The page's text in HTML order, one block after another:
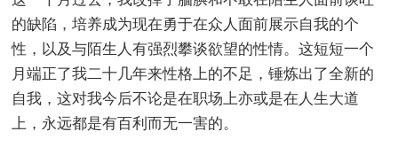
的缺陷，培养成为现在勇于在众人面前展示自我的个
性，以及与陌生人有强烈攀谈欲望的性情。这短短一个
月端正了我二十几年来性格上的不足，锤炼出了全新的
自我，这对我今后不论是在职场上亦或是在人生大道
上，永远都是有百利而无一害的。